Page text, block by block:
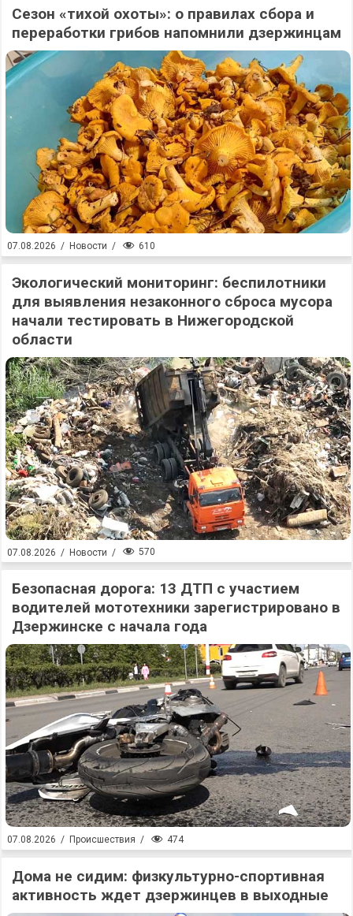
Сезон «тихой охоты»: о правилах сбора и
переработки грибов напомнили дзержинцам
07.08.2026 / Новости / 610
Экологический мониторинг: беспилотники
для выявления незаконного сброса мусора
начали тестировать в Нижегородской
области
07.08.2026 / Новости / 570
Безопасная дорога: 13 ДТП с участием
водителей мототехники зарегистрировано в
Дзержинске с начала года
07.08.2026 / Происшествия / 474
Дома не сидим: физкультурно-спортивная
активность ждет дзержинцев в выходные